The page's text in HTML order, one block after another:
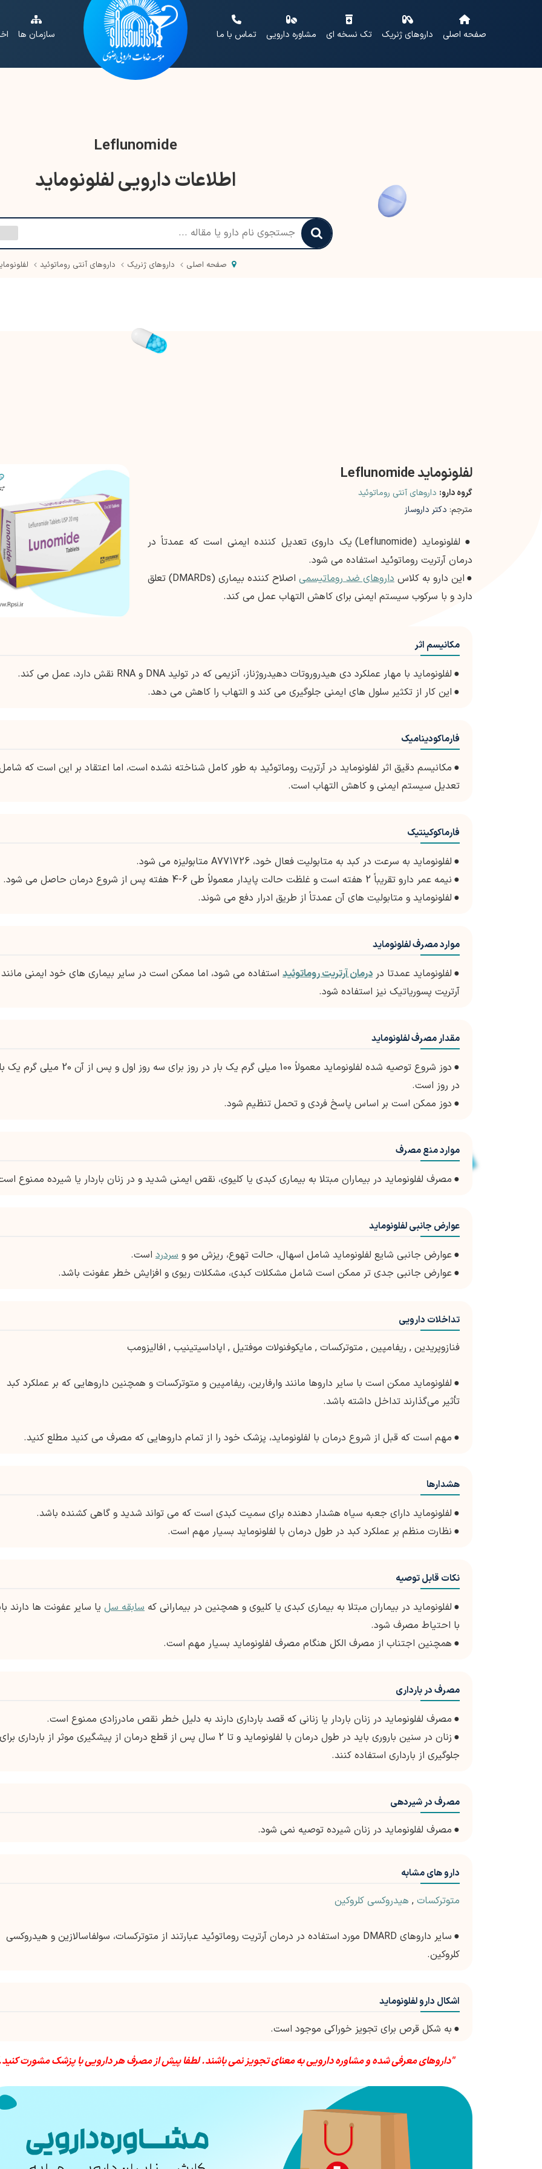
صفحه اصلی داروهای ژنریک تک نسخه ای مشاوره دارویی تماس با ما سازمان ها
Leflunomide
اطلاعات دارویی لفلونوماید
صفحه اصلی داروهای ژنریک داروهای آنتی روماتوئید
لفلونوماید Leflunomide
گروه دارو: داروهای آنتی روماتوئید
مترجم: دکتر داروساز
●
لفلونوماید (Leflunomide) یک داروی تعدیل کننده ایمنی است که عمدتاً در
درمان آرتریت روماتوئید استفاده می شود.
● این دارو به کلاس داروهای ضد روماتیسمی
اصلاح کننده بیماری (DMARDs) تعلق
دارد و با سرکوب سیستم ایمنی برای کاهش التهاب عمل می کند.
مکانیسم اثر
● لفلونوماید با مهار عملکرد دی هیدروروتات دهیدروژناز، آنزیمی که در تولید DNA و RNA نقش دارد، عمل می کند.
● این کار از تکثیر سلول های ایمنی جلوگیری می کند و التهاب را کاهش می دهد.
فارماکودینامیک
● مکانیسم دقیق اثر لفلونوماید در آرتریت روماتوئید به طور کامل شناخته نشده است، اما اعتقاد بر این است که
تعدیل سیستم ایمنی و کاهش التهاب است.
فارماکوکینتیک
● لفلونوماید به سرعت در کبد به متابولیت فعال خود، A771726 متابولیزه می شود.
● نیمه عمر دارو تقریباً 2 هفته است و غلظت حالت پایدار معمولاً طی 6-4 هفته پس از شروع درمان حاصل می شود.
● لفلونوماید و متابولیت های آن عمدتاً از طریق ادرار دفع می شوند.
موارد مصرف لفلونوماید
● لفلونوماید عمدتا در درمان آرتریت روماتوئید استفاده می شود، اما ممکن است در سایر بیماری های خود ایمنی مانند
آرتریت پسوریاتیک نیز استفاده شود.
مقدار مصرف لفلونوماید
●
دوز شروع توصیه شده لفلونوماید معمولاً 100 میلی گرم یک بار در روز برای سه روز اول و پس از آن 20
در روز است.
● دوز ممکن است بر اساس پاسخ فردی و تحمل تنظیم شود.
موارد منع مصرف
● مصرف لفلونوماید در بیماران مبتلا به بیماری کبدی یا کلیوی، نقص ایمنی شدید و در زنان باردار یا شیرده ممنوع
عوارض جانبی لفلونوماید
●عوارض جانبی شایع لفلونوماید شامل اسهال، حالت تهوع، ریزش مو و سردرد است.
●عوارض جانبی جدی تر ممکن است شامل مشکلات کبدی، مشکلات ریوی و افزایش خطر عفونت باشد.
تداخلات دارویی
فنازوپریدین , ریفامپین , متوترکسات , مایکوفنولات موفتیل , اپاداسیتینیب , افالیزومب
● لفلونوماید ممکن است با سایر داروها مانند وارفارین، ریفامپین و متوترکسات و همچنین داروهایی که بر عملکرد کبد
تأثیر می‌گذارند تداخل داشته باشد.
● مهم است که قبل از شروع درمان با لفلونوماید، پزشک خود را از تمام داروهایی که مصرف می کنید مطلع کنید.
هشدارها
● لفلونوماید دارای جعبه سیاه هشدار دهنده برای سمیت کبدی است که می تواند شدید و گاهی کشنده باشد.
● نظارت منظم بر عملکرد کبد در طول درمان با لفلونوماید بسیار مهم است.
نکات قابل توصیه
● لفلونوماید در بیماران مبتلا به بیماری کبدی یا کلیوی و همچنین در بیمارانی که سابقه سل یا سایر عفونت ها دارند
با احتیاط مصرف شود.
● همچنین اجتناب از مصرف الکل هنگام مصرف لفلونوماید بسیار مهم است.
مصرف در بارداری
● مصرف لفلونوماید در زنان باردار یا زنانی که قصد بارداری دارند به دلیل خطر نقص مادرزادی ممنوع است.
●
زنان در سنین باروری باید در طول درمان با لفلونوماید و تا 2 سال پس از قطع درمان از پیشگیری موثر از بارداری برای
جلوگیری از بارداری استفاده کنند.
مصرف در شیردهی
● مصرف لفلونوماید در زنان شیرده توصیه نمی شود.
دارو های مشابه
متوترکسات , هیدروکسی کلروکین
●
سایر داروهای DMARD مورد استفاده در درمان آرتریت روماتوئید عبارتند از متوترکسات، سولفاسالازین و هیدروکسی
کلروکین.
اشکال دارو لفلونوماید
● به شکل قرص برای تجویز خوراکی موجود است.
"داروهای معرفی شده و مشاوره دارویی به معنای تجویز نمی باشند. لطفا پیش از مصرف هر دارویی با پزشک مشورت